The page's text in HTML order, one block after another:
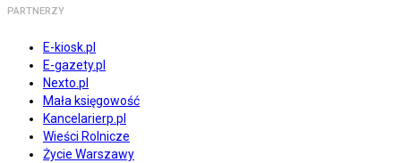
PARTNERZY
E-kiosk.pl
E-gazety.pl
Nexto.pl
Mała księgowość
Kancelarierp.pl
Wieści Rolnicze
Życie Warszawy